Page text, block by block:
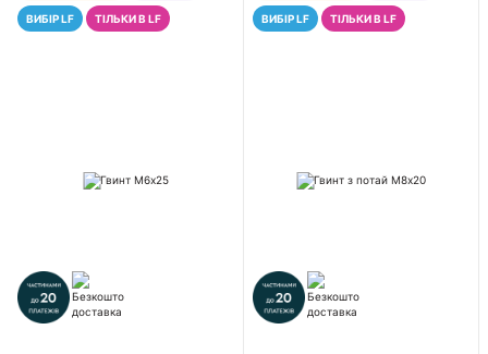
ВИБІР LF ТІЛЬКИ В LF ВИБІР LF ТІЛЬКИ В LF